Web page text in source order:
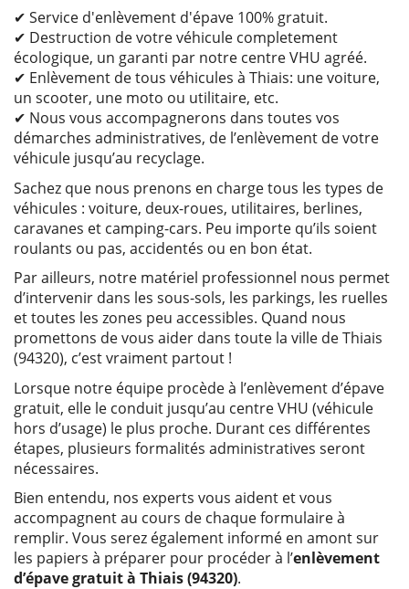
✔ Service d'enlèvement d'épave 100% gratuit.
✔ Destruction de votre véhicule completement
écologique, un garanti par notre centre VHU agréé.
✔ Enlèvement de tous véhicules à Thiais: une voiture,
un scooter, une moto ou utilitaire, etc.
✔ Nous vous accompagnerons dans toutes vos
démarches administratives, de l’enlèvement de votre
véhicule jusqu’au recyclage.
Sachez que nous prenons en charge tous les types de
véhicules : voiture, deux-roues, utilitaires, berlines,
caravanes et camping-cars. Peu importe qu’ils soient
roulants ou pas, accidentés ou en bon état.
Par ailleurs, notre matériel professionnel nous permet
d’intervenir dans les sous-sols, les parkings, les ruelles
et toutes les zones peu accessibles. Quand nous
promettons de vous aider dans toute la ville de Thiais
(94320), c’est vraiment partout !
Lorsque notre équipe procède à l’enlèvement d’épave
gratuit, elle le conduit jusqu’au centre VHU (véhicule
hors d’usage) le plus proche. Durant ces différentes
étapes, plusieurs formalités administratives seront
nécessaires.
Bien entendu, nos experts vous aident et vous
accompagnent au cours de chaque formulaire à
remplir. Vous serez également informé en amont sur
les papiers à préparer pour procéder à l’enlèvement
d’épave gratuit à Thiais (94320).